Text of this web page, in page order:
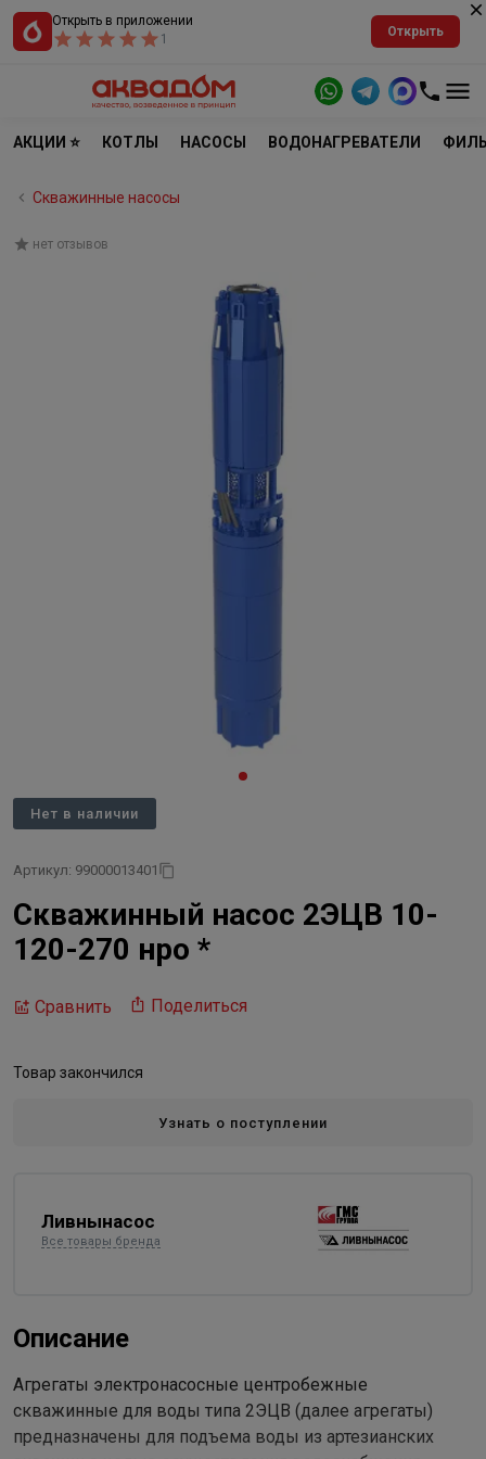
Открыть в приложении
1
Открыть
АКЦИИ ⭐ КОТЛЫ НАСОСЫ ВОДОНАГРЕВАТЕЛИ
Скважинные насосы
нет отзывов
Нет в наличии
Артикул: 99000013401
Скважинный насос 2ЭЦВ 10-
120-270 нро *
Сравнить Поделиться
Товар закончился
Узнать о поступлении
Ливнынасос
Все товары бренда
Описание
Агрегаты электронасосные центробежные
скважинные для воды типа 2ЭЦВ (далее агрегаты)
предназначены для подъема воды из артезианских